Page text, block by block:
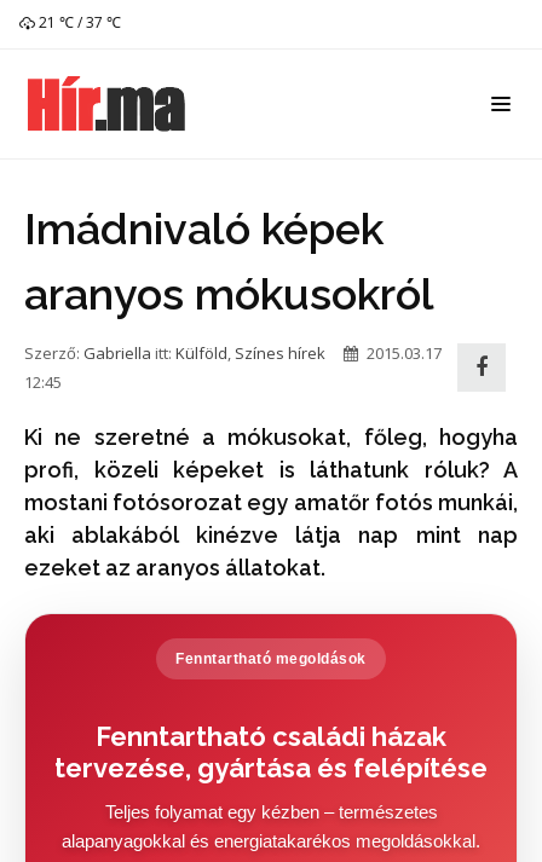
21 ℃ / 37 ℃
Imádnivaló képek
aranyos mókusokról
Szerző: Gabriella itt: Külföld, Színes hírek
2015.03.17
12:45
Ki ne szeretné a mókusokat, főleg, hogyha
profi, közeli képeket is láthatunk róluk? A
mostani fotósorozat egy amatőr fotós munkái,
aki ablakából kinézve látja nap mint nap
ezeket az aranyos állatokat.
Fenntartható megoldások
Fenntartható családi házak
tervezése, gyártása és felépítése
Teljes folyamat egy kézben – természetes
alapanyagokkal és energiatakarékos megoldásokkal.